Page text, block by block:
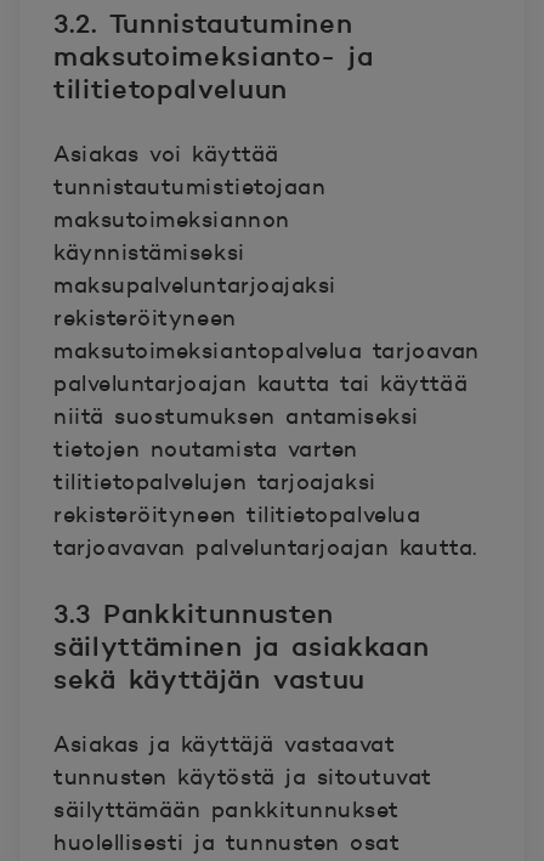
3.2. Tunnistautuminen
maksutoimeksianto- ja
tilitietopalveluun
Asiakas voi käyttää
tunnistautumistietojaan
maksutoimeksiannon
käynnistämiseksi
maksupalveluntarjoajaksi
rekisteröityneen
maksutoimeksiantopalvelua tarjoavan
palveluntarjoajan kautta tai käyttää
niitä suostumuksen antamiseksi
tietojen noutamista varten
tilitietopalvelujen tarjoajaksi
rekisteröityneen tilitietopalvelua
tarjoavavan palveluntarjoajan kautta.
3.3 Pankkitunnusten
säilyttäminen ja asiakkaan
sekä käyttäjän vastuu
Asiakas ja käyttäjä vastaavat
tunnusten käytöstä ja sitoutuvat
säilyttämään pankkitunnukset
huolellisesti ja tunnusten osat